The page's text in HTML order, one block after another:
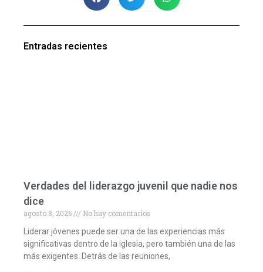
Entradas recientes
Verdades del liderazgo juvenil que nadie nos
dice
agosto 8, 2026
No hay comentarios
Liderar jóvenes puede ser una de las experiencias más
significativas dentro de la iglesia, pero también una de las
más exigentes. Detrás de las reuniones,